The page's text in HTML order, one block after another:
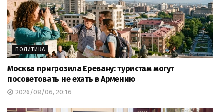
ПОЛИТИКА
Москва пригрозила Еревану: туристам могут
посоветовать не ехать в Армению
2026/08/06, 20:16